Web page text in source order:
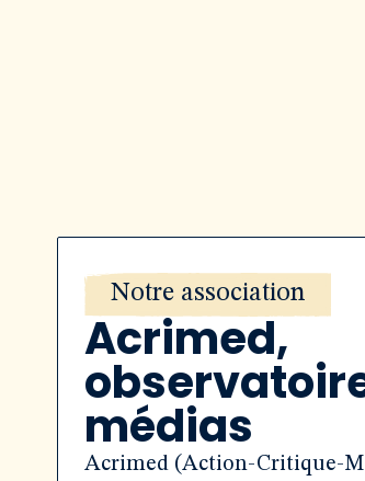
Notre association
Acrimed,
médias
Acrimed (Action-Critique-